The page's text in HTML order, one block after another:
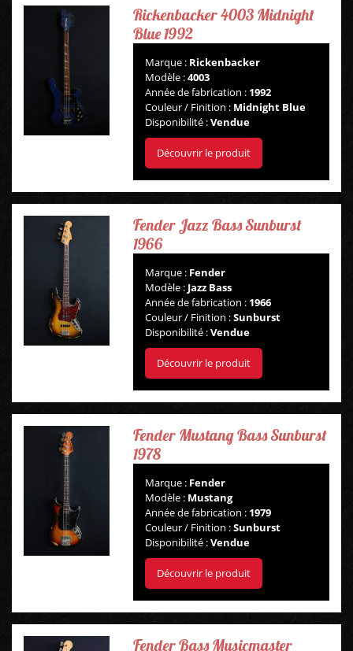
Rickenbacker 4003 Midnight
Blue 1992
Marque : Rickenbacker
Modèle :4003
Année de fabrication : 1992
Couleur / Finition : Midnight Blue
Disponibilité :Vendue
Découvrir le produit
Fender Jazz Bass Sunburst
1966
Marque : Fender
Modèle : Jazz Bass
Année de fabrication : 1966
Couleur / Finition :Sunburst
Disponibilité :Vendue
Découvrir le produit
Fender Mustang Bass Sunburst
1978
Marque : Fender
Modèle : Mustang
Année de fabrication : 1979
Couleur / Finition :Sunburst
Disponibilité :Vendue
Découvrir le produit
Fender Bass Musicmaster